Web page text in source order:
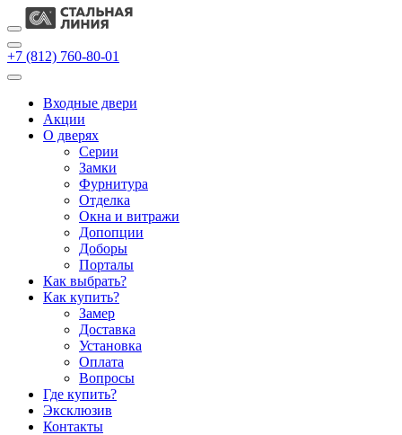
+7 (812) 760-80-01
Входные двери
Акции
О дверях
Cерии
Замки
Фурнитура
Отделка
Окна и витражи
Допопции
Доборы
Порталы
Как выбрать?
Как купить?
Замер
Доставка
Установка
Оплата
Вопросы
Где купить?
Эксклюзив
Контакты